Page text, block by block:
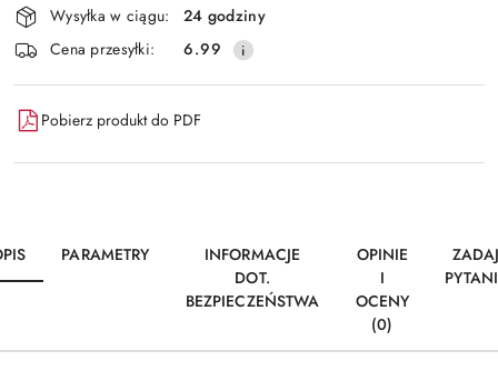
Wyślij
i
dostawa
Wysyłka w ciągu:
24 godziny
Cena przesyłki:
6.99
Pobierz produkt do PDF
PARAMETRY
INFORMACJE
DOT.
BEZPIECZEŃSTWA
OPINIE
I
OCENY
(0)